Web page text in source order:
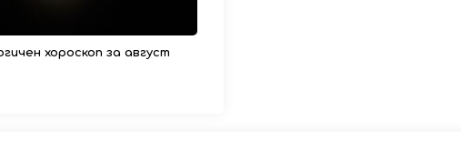
хороскоп за август